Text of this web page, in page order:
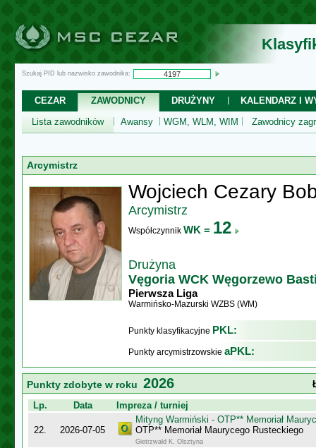
Szukaj PID lub nazwisko zawodnika:
CEZAR ZAWODNICY DRUŻYNY
KALENDARZ I
Lista zawodników
Awansy WGM, WLM, WIM Zawodnicy
Arcymistrz
Wojciech Cezary
Arcymistrz
Współczynnik WK = 12
Drużyna
Vęgoria WCK Węgorzewo
Pierwsza Liga
Warmińsko-Mazurski WZBS (WM)
Punkty klasyfikacyjne PKL:
Punkty arcymistrzowskie aPKL:
Punkty zdobyte w roku 2026
Lp.
Data Impreza / turniej
22. 2026-07-05
Mityng Warmiński - OTP** Memoriał
OTP** Memoriał Maurycego Rusteckiego
Gietrzwałd K. Olsztyna